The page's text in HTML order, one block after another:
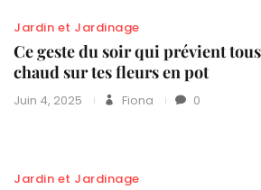
Jardin et Jardinage
Ce geste du soir qui prévient
chaud sur tes fleurs en pot
Juin 4, 2025 Fiona 0
Jardin et Jardinage